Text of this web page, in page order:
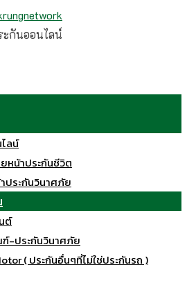
ะกันออนไลน์
ลน์
หน้าประกันชีวิต
ประกันวินาศภัย
ต์
-ประกันวินาศภัย
( ประกันอื่นๆที่ไม่ใช่ประกันรถ )